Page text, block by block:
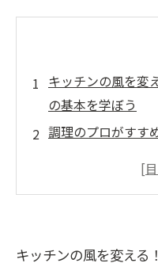
キッチンの風を変
の基本を学ぼう
調理のプロがすす
換気扇の真実：キ
違うのかを理解し
キッチンの風を変える